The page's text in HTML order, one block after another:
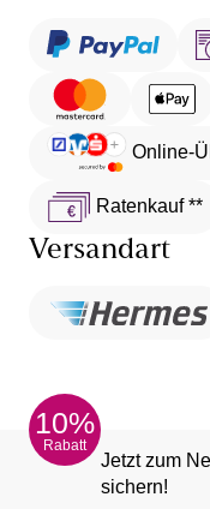
Online-
Ratenkauf **
Versandart
10%
Rabatt
Jetzt zum
sichern!